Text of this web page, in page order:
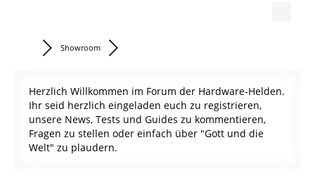
Showroom
Herzlich Willkommen im Forum der Hardware-Helden.
Ihr seid herzlich eingeladen euch zu registrieren,
unsere News, Tests und Guides zu kommentieren,
Fragen zu stellen oder einfach über "Gott und die
Welt" zu plaudern.